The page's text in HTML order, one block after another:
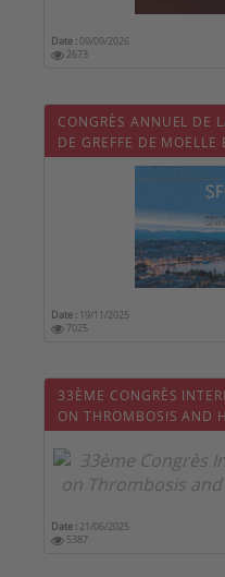
Date :09/09/2026
2673
CONGRÈS ANNUEL DE
DE GREFFE DE MOELLE
- SFGM-TC 2025
Date : 19/11/2025
7025
33ÈME CONGRÈS
ON THROMBOSIS AND
Date : 21/06/2025
5387